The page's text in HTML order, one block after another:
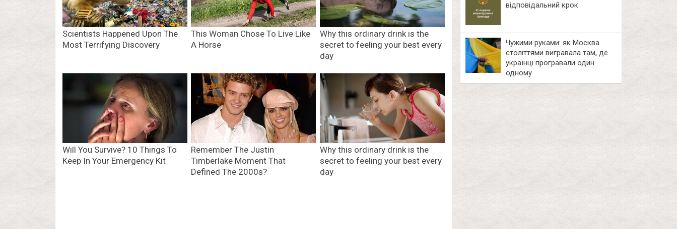
відповідальний крок
Чужими руками: як Москва
століттями вигравала там, де
українці програвали один
одному